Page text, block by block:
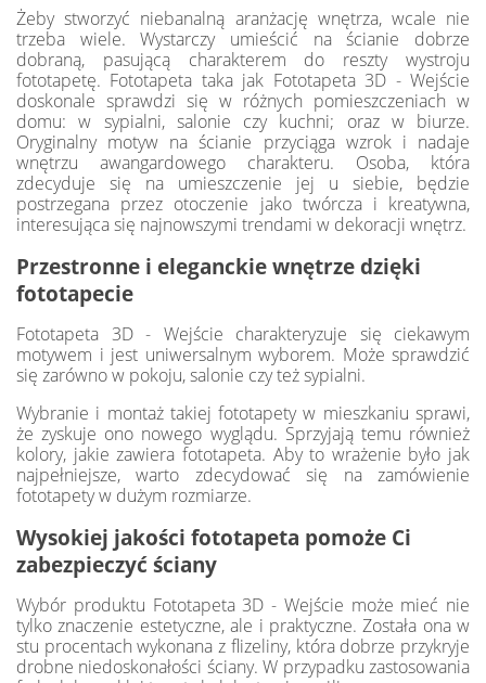
Żeby stworzyć niebanalną aranżację wnętrza, wcale nie
trzeba wiele. Wystarczy umieścić na ścianie dobrze
dobraną, pasującą charakterem do reszty wystroju
fototapetę. Fototapeta taka jak Fototapeta 3D - Wejście
doskonale sprawdzi się w różnych pomieszczeniach w
domu: w sypialni, salonie czy kuchni; oraz w biurze.
Oryginalny motyw na ścianie przyciąga wzrok i nadaje
wnętrzu awangardowego charakteru. Osoba, która
zdecyduje się na umieszczenie jej u siebie, będzie
postrzegana przez otoczenie jako twórcza i kreatywna,
interesująca się najnowszymi trendami w dekoracji wnętrz.
Przestronne i eleganckie wnętrze dzięki
fototapecie
Fototapeta 3D - Wejście charakteryzuje się ciekawym
motywem i jest uniwersalnym wyborem. Może sprawdzić
się zarówno w pokoju, salonie czy też sypialni.
Wybranie i montaż takiej fototapety w mieszkaniu sprawi,
że zyskuje ono nowego wyglądu. Sprzyjają temu również
kolory, jakie zawiera fototapeta. Aby to wrażenie było jak
najpełniejsze, warto zdecydować się na zamówienie
fototapety w dużym rozmiarze.
Wysokiej jakości fototapeta pomoże Ci
zabezpieczyć ściany
Wybór produktu Fototapeta 3D - Wejście może mieć nie
tylko znaczenie estetyczne, ale i praktyczne. Została ona w
stu procentach wykonana z flizeliny, która dobrze przykryje
drobne niedoskonałości ściany. W przypadku zastosowania